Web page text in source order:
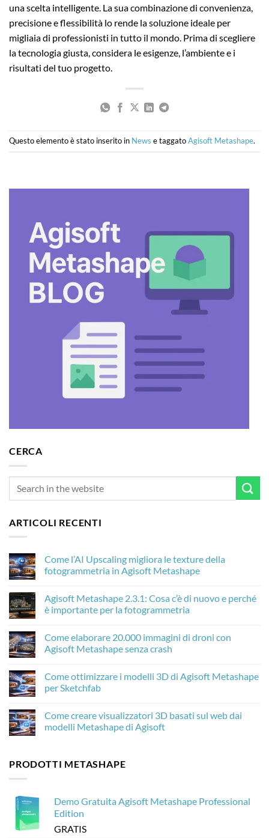
una scelta intelligente. La sua combinazione di convenienza,
precisione e flessibilità lo rende la soluzione ideale per
migliaia di professionisti in tutto il mondo. Prima di scegliere
la tecnologia giusta, considera le esigenze, l’ambiente e i
risultati del tuo progetto.
Questo elemento è stato inserito in News e taggatoAgisoft Metashape.
CERCA
ARTICOLI RECENTI
Come l’AI Upscaling migliora le texture della
fotogrammetria in Agisoft Metashape
su
Come
l’AI
le
texture
della
Agisoft
Metashape
Agisoft Metashape 2.3.1: Cosa c’è di nuovo e perché
è importante per la fotogrammetria
su
Agisoft
Metashape
c’è
nuovo
è
importante
per
Come elaborare 20.000 immagini di droni con
Agisoft Metashape senza crash
su
elaborare
di
con
crash
Come ottimizzare i modelli 3D di Agisoft Metashape
per Sketchfab
su
ottimizzare
di
Agisoft
Come creare visualizzatori 3D basati sul web dai
modelli Metashape di Agisoft
Come
creare
web
modelli
Metashape
PRODOTTI METASHAPE
Demo Gratuita Agisoft Metashape Professional
Edition
GRATIS